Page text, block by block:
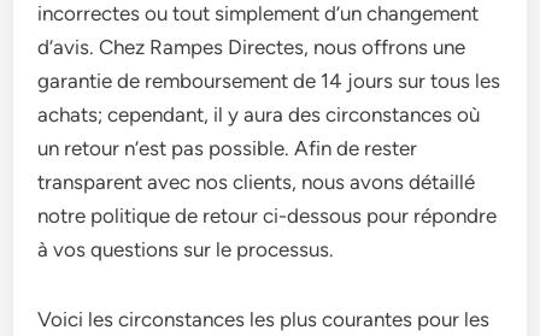
incorrectes ou tout simplement d’un changement
d’avis. Chez Rampes Directes, nous offrons une
garantie de remboursement de 14 jours sur tous les
achats; cependant, il y aura des circonstances où
un retour n’est pas possible. Afin de rester
transparent avec nos clients, nous avons détaillé
notre politique de retour ci-dessous pour répondre
à vos questions sur le processus.
Voici les circonstances les plus courantes pour les